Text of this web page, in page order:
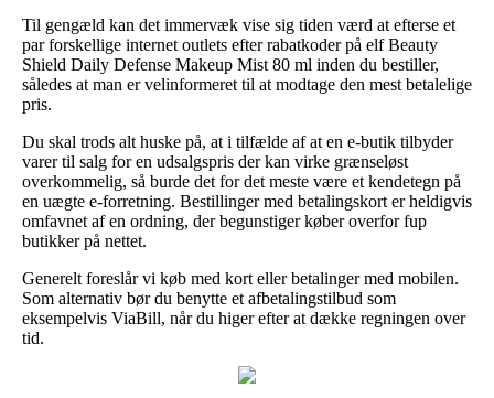
Til gengæld kan det immervæk vise sig tiden værd at efterse et
par forskellige internet outlets efter rabatkoder på elf Beauty
Shield Daily Defense Makeup Mist 80 ml inden du bestiller,
således at man er velinformeret til at modtage den mest betalelige
pris.
Du skal trods alt huske på, at i tilfælde af at en e-butik tilbyder
varer til salg for en udsalgspris der kan virke grænseløst
overkommelig, så burde det for det meste være et kendetegn på
en uægte e-forretning. Bestillinger med betalingskort er heldigvis
omfavnet af en ordning, der begunstiger køber overfor fup
butikker på nettet.
Generelt foreslår vi køb med kort eller betalinger med mobilen.
Som alternativ bør du benytte et afbetalingstilbud som
eksempelvis ViaBill, når du higer efter at dække regningen over
tid.